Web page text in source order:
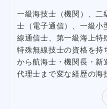
一級海技士（機関）、二
士（電子通信）、一級
線通信士、第一級海上特
特殊無線技士の資格を持
から航海士・機関長・
代理士まで変な経歴の海